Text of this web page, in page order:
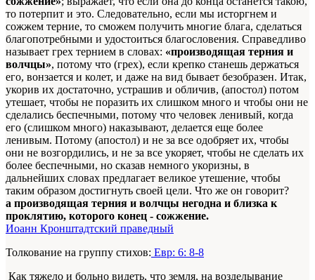
то потерпит и это. Следовательно, если мы исторгнем и
сожжем терние, то сможем получить многие блага, сделаться
благопотребными и удостоиться благословения. Справедливо
называет грех тернием в словах: «производящая терния и
волчцы», потому что (грех), если крепко станешь держаться
его, вонзается и колет, и даже на вид бывает безобразен. Итак,
укорив их достаточно, устрашив и обличив, (апостол) потом
утешает, чтобы не поразить их слишком много и чтобы они не
сделались беспечными, потому что человек ленивый, когда
его (слишком много) наказывают, делается еще более
ленивым. Потому (апостол) и не за все одобряет их, чтобы
они не возгордились, и не за все укоряет, чтобы не сделать их
более беспечными, но сказав немного укоризны, в
дальнейших словах предлагает великое утешение, чтобы
таким образом достигнуть своей цели. Что же он говорит?
а производящая терния и волчцы негодна и близка к
проклятию, которого конец - сожжение.
Иоанн Кронштадтский праведный
Толкование на группу стихов: Евр: 6: 8-8
Как тяжело и больно видеть, что земля, на возделывание